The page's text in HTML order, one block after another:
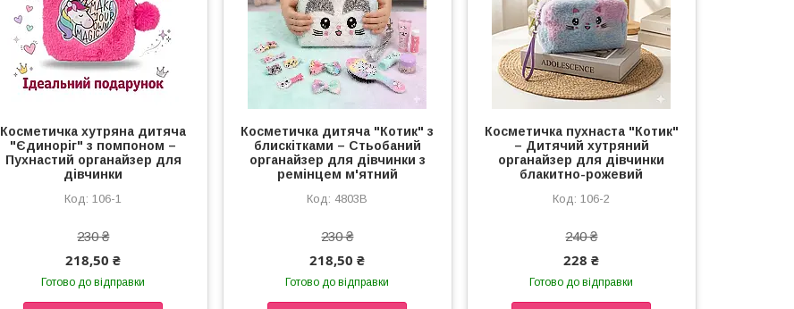
Косметичка хутряна дитяча
"Єдиноріг" з помпоном –
Пухнастий органайзер для
дівчинки
106-1
230 ₴
218,50 ₴
Готово до відправки
Косметичка дитяча "Котик" з
блискітками – Стьобаний
органайзер для дівчинки з
ремінцем м'ятний
4803B
230 ₴
218,50 ₴
Готово до відправки
Косметичка пухнаста "Котик"
– Дитячий хутряний
органайзер для дівчинки
блакитно-рожевий
106-2
240 ₴
228 ₴
Готово до відправки